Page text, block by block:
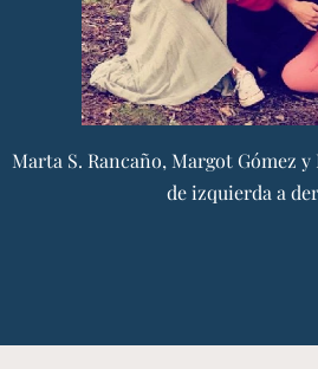
Marta S. Rancaño, Margot Gómez
de izquierda a